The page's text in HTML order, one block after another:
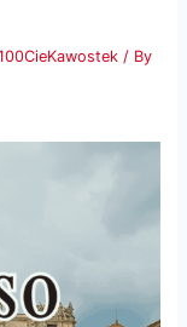
/ By